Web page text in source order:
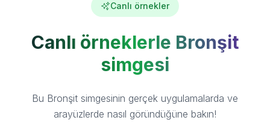
Canlı örnekler
Canlı örneklerle Bronşit
simgesi
Bu Bronşit simgesinin gerçek uygulamalarda ve
arayüzlerde nasıl göründüğüne bakın!